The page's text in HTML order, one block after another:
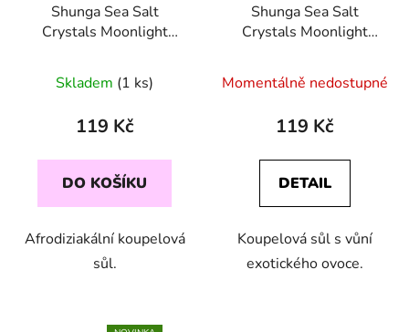
Shunga Sea Salt
Crystals Moonlight
Skladem (1 ks)
119 Kč
DO KOŠÍKU
Afrodiziakální koupelová
sůl.
Shunga Sea Salt
Crystals Moonlight
g
Momentálně nedostupné
119 Kč
DETAIL
Koupelová sůl s vůní
exotického ovoce.